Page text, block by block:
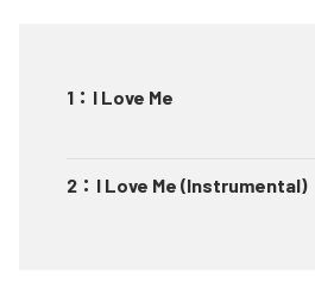
1 ： I Love Me
2 ： I Love Me (Instrumental)